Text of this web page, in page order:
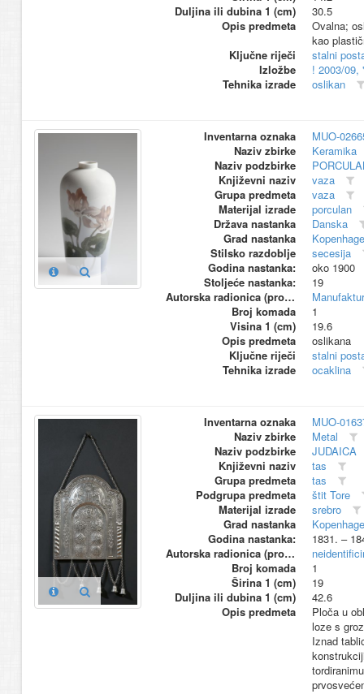
Duljina ili dubina 1 (cm)
30.5
Opis predmeta
Ovalna;
kao
Ključne riječi
stalni
Izložbe
! 2003/09,
Tehnika izrade
oslikan
Inventarna oznaka
MUO-
Naziv zbirke
Keramika
Naziv podzbirke
Književni naziv
vaza
Grupa predmeta
vaza
Materijal izrade
porculan
Država nastanka
Danska
Grad nastanka
Stilsko razdoblje
secesija
Godina nastanka:
oko 1900
Stoljeće nastanka:
19
Autorska radionica (proizvođač)
Broj komada
1
Visina 1 (cm)
19.6
Opis predmeta
oslikana
Ključne riječi
stalni
Tehnika izrade
ocaklina
Inventarna oznaka
MUO-
Naziv zbirke
Metal
Naziv podzbirke
JUDAICA
Književni naziv
tas
Grupa predmeta
tas
Podgrupa predmeta
štit Tore
Materijal izrade
srebro
Grad nastanka
Godina nastanka:
1831. –
Autorska radionica (proizvođač)
Broj komada
1
Širina 1 (cm)
19
Duljina ili dubina 1 (cm)
42.6
Opis predmeta
Ploča u
loze s
Iznad